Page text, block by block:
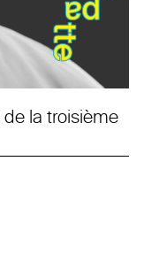
de la troisième